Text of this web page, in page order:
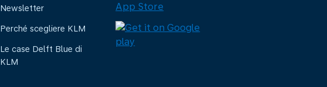
Newsletter
Perché scegliere KLM
Le case Delft Blue di
KLM